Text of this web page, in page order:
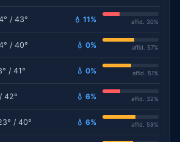
/ 43° 💧 11% affid. 30%
/ 40° 💧 0% affid. 57%
/ 41° 💧 0% affid. 51%
42° 💧 6% affid. 32%
/ 40° 💧 6% affid. 59%